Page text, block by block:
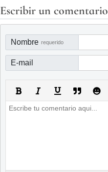
Escribir un comentario
Nombre requerido
E-mail